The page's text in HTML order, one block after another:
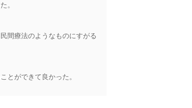
。
間療法のようなものにすがる
とができて良かった。